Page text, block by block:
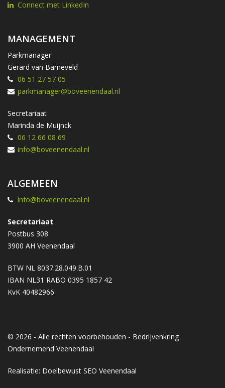
Connect met LinkedIn
MANAGEMENT
Parkmanager
Gerard van Barneveld
06 51 27 57 05
parkmanager@boveenendaal.nl
Secretariaat
Marinda de Muijnck
06 12 66 08 69
info@boveenendaal.nl
ALGEMEEN
info@boveenendaal.nl
Secretariaat
Postbus 308
3900 AH Veenendaal
BTW NL 8037.28.049.B.01
IBAN NL31 RABO 0395 1857 42
KvK 40482966
© 2026 - Alle rechten voorbehouden - Bedrijvenkring
Ondernemend Veenendaal
Realisatie: Doelbewust SEO Veenendaal